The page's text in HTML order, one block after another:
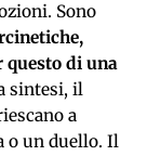
Sono
questo di una
sintesi, il
a
o un duello. Il